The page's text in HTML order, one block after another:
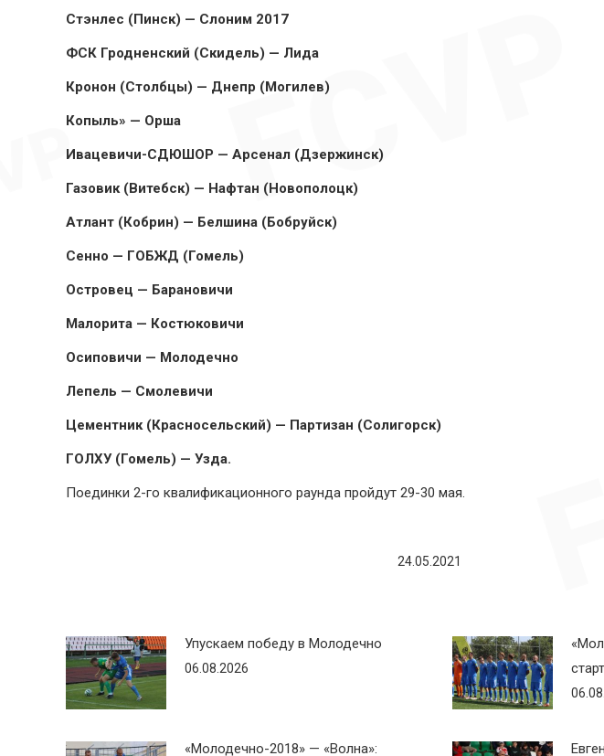
Стэнлес (Пинск) — Слоним 2017
ФСК Гродненский (Скидель) — Лида
Кронон (Столбцы) — Днепр (Могилев)
Копыль» — Орша
Ивацевичи-СДЮШОР — Арсенал (Дзержинск)
Газовик (Витебск) — Нафтан (Новополоцк)
Атлант (Кобрин) — Белшина (Бобруйск)
Сенно — ГОБЖД (Гомель)
Островец — Барановичи
Малорита — Костюковичи
Осиповичи — Молодечно
Лепель — Смолевичи
Цементник (Красносельский) — Партизан (Солигорск)
ГОЛХУ (Гомель) — Узда.
Поединки 2-го квалификационного раунда пройдут 29-30 мая.
24.05.2021
Упускаем победу в Молодечно
06.08.2026
«Молодечно-2018» — «Волна»: